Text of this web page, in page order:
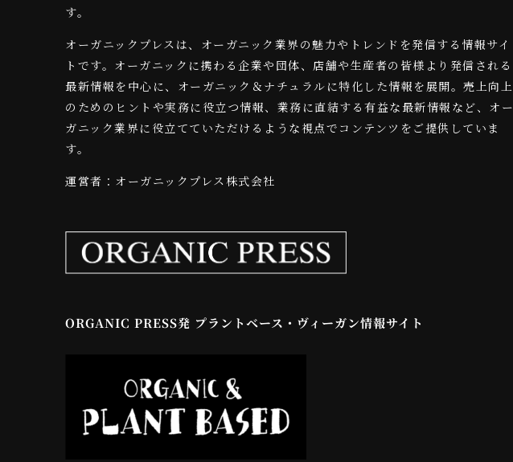
す。
オーガニックプレスは、オーガニック業界の魅力やトレンドを発信する情報サイ
トです。オーガニックに携わる企業や団体、店舗や生産者の皆様より発信される
最新情報を中心に、オーガニック＆ナチュラルに特化した情報を展開。売上向上
のためのヒントや実務に役立つ情報、業務に直結する有益な最新情報など、オー
ガニック業界に役立てていただけるような視点でコンテンツをご提供していま
す。
運営者：オーガニックプレス株式会社
ORGANIC PRESS発 プラントベース・ヴィーガン情報サイト